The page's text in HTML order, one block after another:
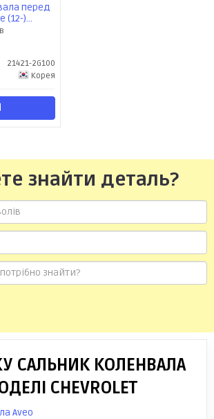
перед
(12-)
KOS
21421-2G100
Корея
знайти деталь?
САЛЬНИК КОЛЕНВАЛА
CHEVROLET
Aveo